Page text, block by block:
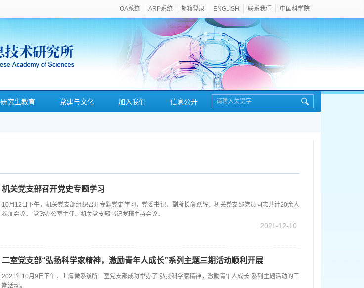
OA系统 ARP系统 邮箱登录 ENGLISH 联系我们 中国科学院
研究生教育 党建与文化 加入我们 信息公开
机关党支部召开党史专题学习
10月12日下午，机关党支部组织召开专题党史学习，党委书记、副所长俞跃辉、机关党支部党员同志共计20余人
参加会议。 党政办公室主任、机关党支部书记罗琦主持会议。
2021-12-10
二室党支部“弘扬科学家精神，激励青年人成长”系列主题三期活动顺利开展
2021年10月9日下午，上海微系统所二室党支部成功举办了“弘扬科学家精神，激励青年人成长”系列主题活动的三
期活动。